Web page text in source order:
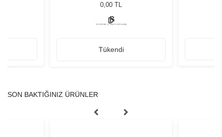
0,00 TL
Tükendi
SON BAKTIĞINIZ ÜRÜNLER